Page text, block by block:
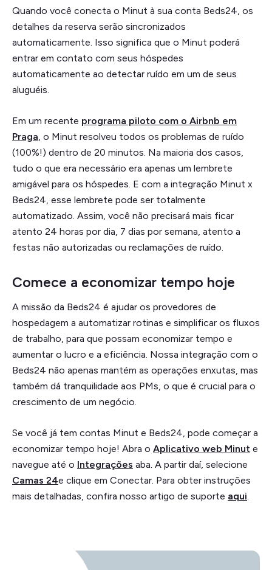
Quando você conecta o Minut à sua conta Beds24, os
detalhes da reserva serão sincronizados
automaticamente. Isso significa que o Minut poderá
entrar em contato com seus hóspedes
automaticamente ao detectar ruído em um de seus
aluguéis.
Em um recente programa piloto com o Airbnb em
Praga , o Minut resolveu todos os problemas de ruído
(100%!) dentro de 20 minutos. Na maioria dos casos,
tudo o que era necessário era apenas um lembrete
amigável para os hóspedes. E com a integração Minut x
Beds24, esse lembrete pode ser totalmente
automatizado. Assim, você não precisará mais ficar
atento 24 horas por dia, 7 dias por semana, atento a
festas não autorizadas ou reclamações de ruído.
Comece a economizar tempo hoje
A missão da Beds24 é ajudar os provedores de
hospedagem a automatizar rotinas e simplificar os fluxos
de trabalho, para que possam economizar tempo e
aumentar o lucro e a eficiência. Nossa integração com o
Beds24 não apenas mantém as operações enxutas, mas
também dá tranquilidade aos PMs, o que é crucial para o
crescimento de um negócio.
Se você já tem contas Minut e Beds24, pode começar a
economizar tempo hoje! Abra o Aplicativo web Minut e
navegue até o Integrações aba. A partir daí, selecione
Camas 24e clique em Conectar. Para obter instruções
mais detalhadas, confira nosso artigo de suporte aqui